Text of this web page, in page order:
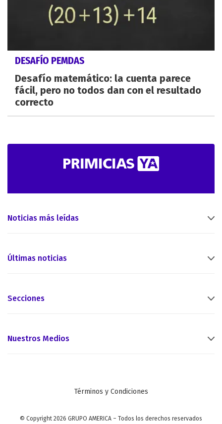
DESAFÍO PEMDAS
Desafío matemático: la cuenta parece
fácil, pero no todos dan con el resultado
correcto
Noticias más leídas
Últimas noticias
Secciones
Nuestros Medios
Términos y Condiciones
© Copyright 2026 GRUPO AMERICA – Todos los derechos reservados